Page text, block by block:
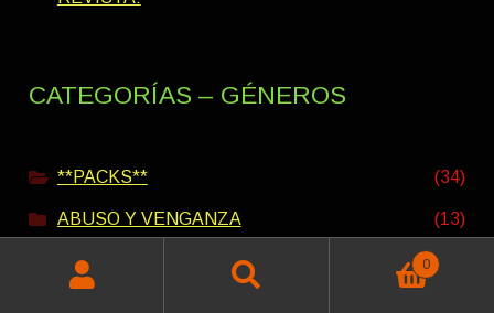
CATEGORÍAS – GÉNEROS
**PACKS** (34)
ABUSO Y VENGANZA (13)
ACCIÓN - AVENTURA (25)
Buscar
0